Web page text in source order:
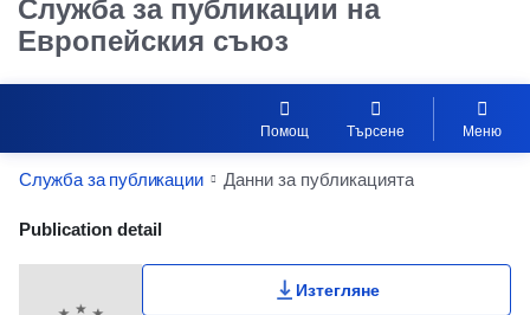
Служба за публикации на
Европейския съюз
Помощ Търсене Меню
Служба за публикации Данни за публикацията
Publication Detail Actions Portlet
Publication detail
Изтегляне